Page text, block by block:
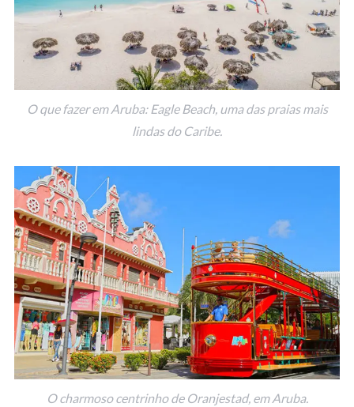
O que fazer em Aruba: Eagle Beach, uma das praias mais
lindas do Caribe.
O charmoso centrinho de Oranjestad, em Aruba.